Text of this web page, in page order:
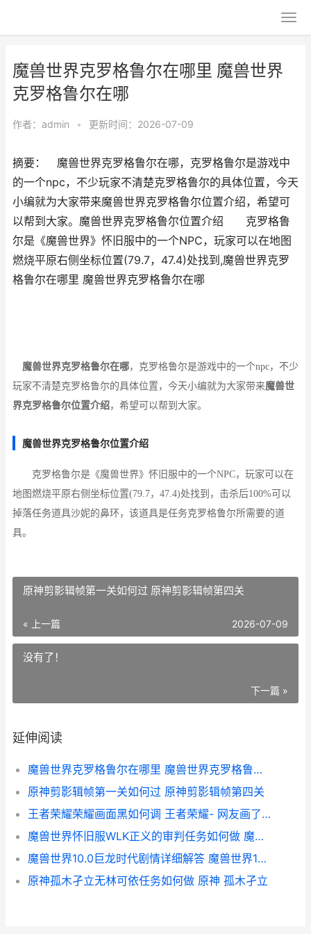
魔兽世界克罗格鲁尔在哪里 魔兽世界
克罗格鲁尔在哪
作者： admin • 更新时间：2026-07-09
摘要： 魔兽世界克罗格鲁尔在哪，克罗格鲁尔是游戏中
的一个npc，不少玩家不清楚克罗格鲁尔的具体位置，今天
小编就为大家带来魔兽世界克罗格鲁尔位置介绍，希望可
以帮到大家。魔兽世界克罗格鲁尔位置介绍 克罗格鲁
尔是《魔兽世界》怀旧服中的一个NPC，玩家可以在地图
燃烧平原右侧坐标位置(79.7，47.4)处找到,魔兽世界克罗
格鲁尔在哪里 魔兽世界克罗格鲁尔在哪
魔兽世界克罗格鲁尔在哪，克罗格鲁尔是游戏中的一个npc，不少
玩家不清楚克罗格鲁尔的具体位置，今天小编就为大家带来魔兽世
界克罗格鲁尔位置介绍，希望可以帮到大家。
魔兽世界克罗格鲁尔位置介绍
克罗格鲁尔是《魔兽世界》怀旧服中的一个NPC，玩家可以在
地图燃烧平原右侧坐标位置(79.7，47.4)处找到，击杀后100%可以
掉落任务道具沙妮的鼻环，该道具是任务克罗格鲁尔所需要的道
具。
原神剪影辑帧第一关如何过 原神剪影辑帧第四关
« 上一篇 2026-07-09
没有了！
下一篇 »
延伸阅读
魔兽世界克罗格鲁尔在哪里 魔兽世界克罗格鲁尔在哪
原神剪影辑帧第一关如何过 原神剪影辑帧第四关
王者荣耀荣耀画面黑如何调 王者荣耀- 网友画了一幅画, 只有游戏大神才能看懂!
魔兽世界怀旧服WLK正义的审判任务如何做 魔兽世界怀旧服电脑配置
魔兽世界10.0巨龙时代剧情详细解答 魔兽世界10.0巨龙时代版本介绍
原神孤木孑立无林可依任务如何做 原神 孤木孑立